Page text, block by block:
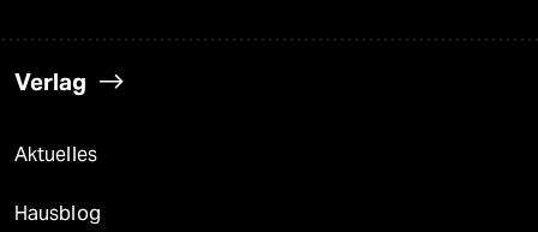
Verlag
Aktuelles
Hausblog